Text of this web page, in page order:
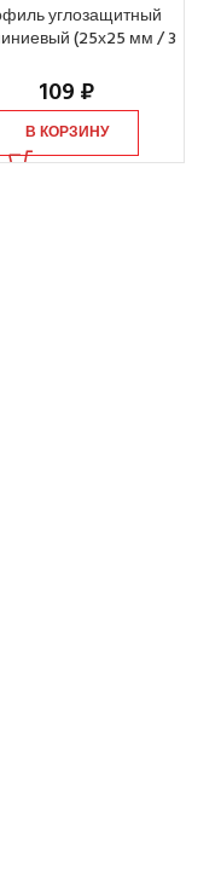
углозащитный
(25х25 мм / 3
109₽
В КОРЗИНУ